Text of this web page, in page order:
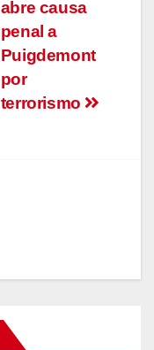
abre causa
penal a
Puigdemont
por
terrorismo